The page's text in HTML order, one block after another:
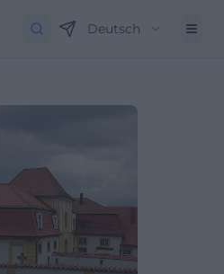
Deutsch